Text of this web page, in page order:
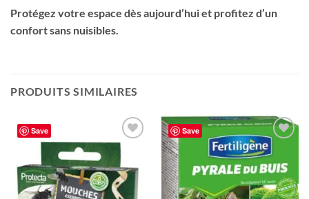
Protégez votre espace dès aujourd’hui et profitez d’un
confort sans nuisibles.
PRODUITS SIMILAIRES
Save
Ajouter
de
souhaits
Save
Ajouter
à la liste
de
souhaits